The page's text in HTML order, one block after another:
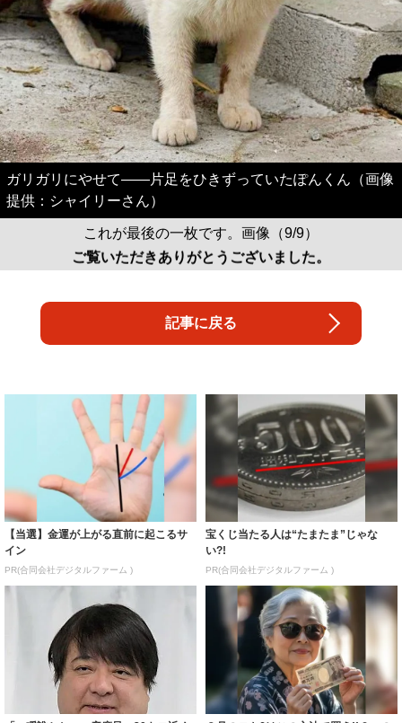
ガリガリにやせて――片足をひきずっていたぽんくん（画像
提供：シャイリーさん）
これが最後の一枚です。画像（9/9）
ご覧いただきありがとうございました。
記事に戻る
【当選】金運が上がる直前に起こるサ
イン
PR(合同会社デジタルファーム )
宝くじ当たる人は“たまたま”じゃな
い?!
PR(合同会社デジタルファーム )